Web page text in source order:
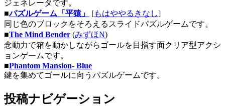
ジェネレータです。
■パズルゲーム「平猿」 [もはややるきなし]
同じ色のブロックをそろえるスライドパズルゲームです。
■The Mind Bender (みずほN)
念動力で箱を動かしながらゴールを目指す面クリア型アクシ
ョンゲームです。
■Phantom Mansion- Blue
鍵を集めてゴールに向うパズルゲームです。
投稿ナビゲーション